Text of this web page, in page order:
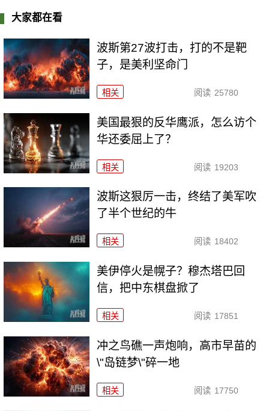
大家都在看
波斯第27波打击，打的不是靶
子，是美利坚命门
相关 阅读 25780
美国最狠的反华鹰派，怎么访个
华还委屈上了？
相关 阅读 19203
波斯这狠厉一击，终结了美军吹
了半个世纪的牛
相关 阅读 18402
美伊停火是幌子？穆杰塔巴回
信，把中东棋盘掀了
相关 阅读 17851
冲之鸟礁一声炮响，高市早苗的
\"岛链梦\"碎一地
相关 阅读 17750